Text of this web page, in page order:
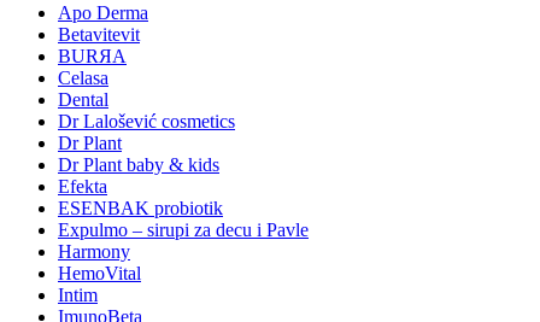
Apo Derma
Betavitevit
BURЯA
Celasa
Dental
Dr Lalošević cosmetics
Dr Plant
Dr Plant baby & kids
Efekta
ESENBAK probiotik
Expulmo – sirupi za decu i Pavle
Harmony
HemoVital
Intim
ImunoBeta